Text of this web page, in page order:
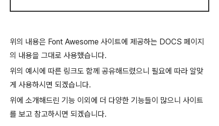
위의 내용은 Font Awesome 사이트에 제공하는 DOCS 페이지
의 내용을 그대로 사용했습니다.
위의 예시에 따른 링크도 함께 공유해드렸으니 필요에 따라 알맞
게 사용하시면 되겠습니다.
위에 소개해드린 기능 이외에 더 다양한 기능들이 많으니 사이트
를 보고 참고하시면 되겠습니다.